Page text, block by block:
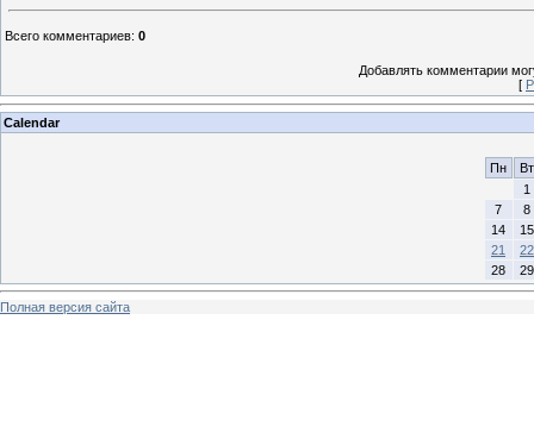
Всего комментариев: 0
Добавлять комментарии
[
Calendar
Пн
Вт
1
7
8
14
15
21
22
28
29
Полная версия сайта